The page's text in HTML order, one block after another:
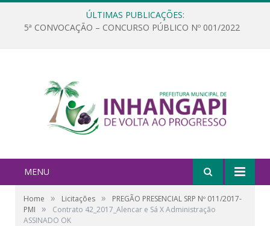
ÚLTIMAS PUBLICAÇÕES:
5ª CONVOCAÇÃO – CONCURSO PÚBLICO Nº 001/2022
MENU
Home » Licitações »
PREGÃO PRESENCIAL SRP Nº 011/2017-
PMI
»
Contrato 42_2017_Alencar e Sá X Administração
ASSINADO OK